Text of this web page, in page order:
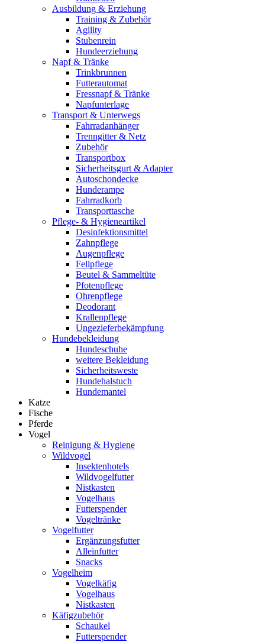
Ausbildung & Erziehung
Training & Zubehör
Agility
Stubenrein
Hundeerziehung
Napf & Tränke
Trinkbrunnen
Futterautomat
Fressnapf & Tränke
Napfunterlage
Transport & Unterwegs
Fahrradanhänger
Trenngitter & Netz
Zubehör
Transportbox
Sicherheitsgurt & Adapter
Autoschondecke
Hunderampe
Fahrradkorb
Transporttasche
Pflege- & Hygieneartikel
Desinfektionsmittel
Zahnpflege
Augenpflege
Fellpflege
Beutel & Sammeltüte
Pfotenpflege
Ohrenpflege
Deodorant
Krallenpflege
Ungezieferbekämpfung
Hundebekleidung
Hundeschuhe
weitere Bekleidung
Sicherheitsweste
Hundehalstuch
Hundemantel
Katze
Fische
Pferde
Vogel
Reinigung & Hygiene
Wildvogel
Insektenhotels
Wildvogelfutter
Nistkasten
Vogelhaus
Futterspender
Vogeltränke
Vogelfutter
Ergänzungsfutter
Alleinfutter
Snacks
Vogelheim
Vogelkäfig
Vogelhaus
Nistkasten
Käfigzubehör
Schaukel
Futterspender